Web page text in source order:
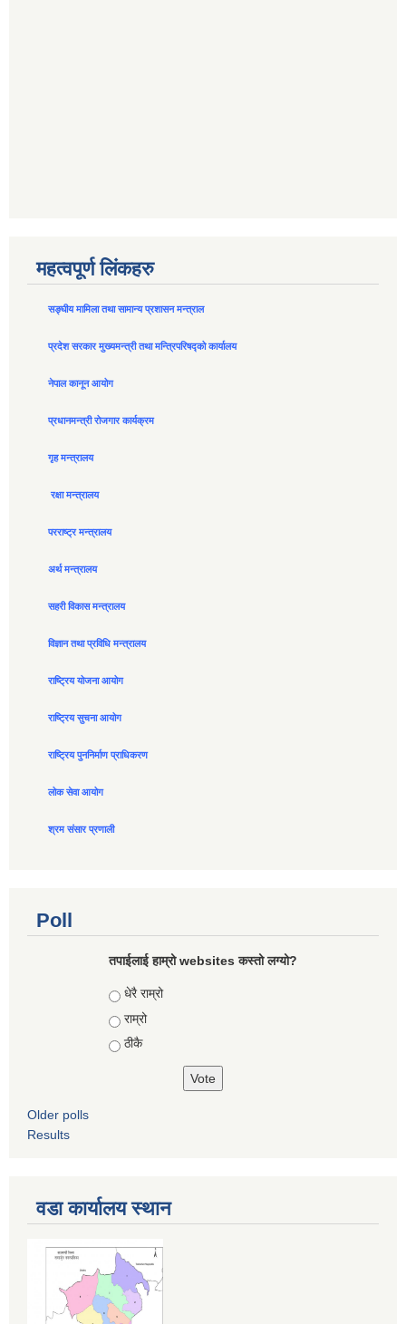
महत्वपूर्ण लिंकहरु
सङ्घीय मामिला तथा सामान्य प्रशासन मन्त्राल
प्रदेश सरकार मुख्यमन्त्री तथा मन्त्रिपरिषद्को कार्यालय
नेपाल कानून आयोग
प्रधानमन्त्री रोजगार कार्यक्रम
गृह मन्त्रालय
रक्षा मन्त्रालय
परराष्ट्र मन्त्रालय
अर्थ मन्त्रालय
सहरी विकास मन्त्रालय
विज्ञान तथा प्रविधि मन्त्रालय
राष्ट्रिय योजना आयोग
राष्ट्रिय सुचना आयोग
राष्ट्रिय पुननिर्माण प्राधिकरण
लोक सेवा आयोग
श्रम संसार प्रणाली
Poll
तपाईलाई हाम्रो websites कस्तो लग्यो?
Choices
धेरै राम्रो
राम्रो
ठीकै
Older polls
Results
वडा कार्यालय स्थान